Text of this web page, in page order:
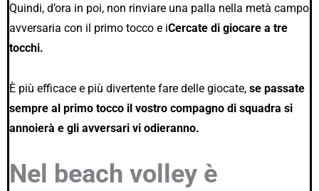
Quindi, d’ora in poi, non rinviare una palla nella metà campo
avversaria con il primo tocco e iCercate di giocare a tre
tocchi.
È più efficace e più divertente fare delle giocate, se passate
sempre al primo tocco il vostro compagno di squadra si
annoierà e gli avversari vi odieranno.
Nel beach volley è